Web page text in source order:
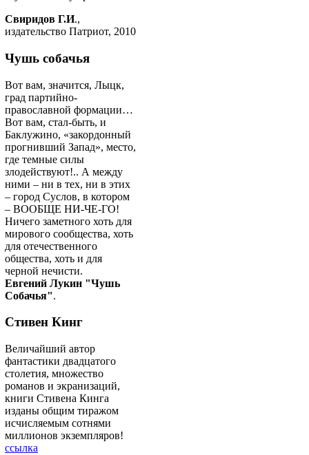
Свиридов Г.И.,
издательство Патриот, 2010
Чушь собачья
Вот вам, значится, Лыцк,
град партийно-
православной формации…
Вот вам, стал-быть, и
Баклужино, «закордонный
прогнивший Запад», место,
где темные силы
злодействуют!.. А между
ними – ни в тех, ни в этих
– город Суслов, в котором
– ВООБЩЕ НИ-ЧЕ-ГО!
Ничего заметного хоть для
мирового сообщества, хоть
для отечественного
общества, хоть и для
черной нечисти.
Евгений Лукин "Чушь
Собачья".
Стивен Кинг
Величайший автор
фантастики двадцатого
столетия, множество
романов и экранизаций,
книги Стивена Кинга
изданы общим тиражом
исчисляемым сотнями
миллионов экземпляров!
ссылка